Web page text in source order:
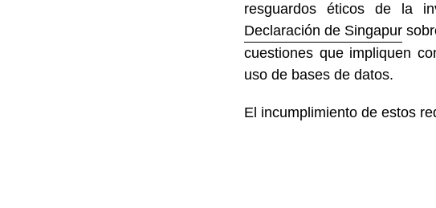
resguardos éticos de la
Declaración de Singapur
cuestiones que impliquen
uso de bases de datos.
El incumplimiento de estos